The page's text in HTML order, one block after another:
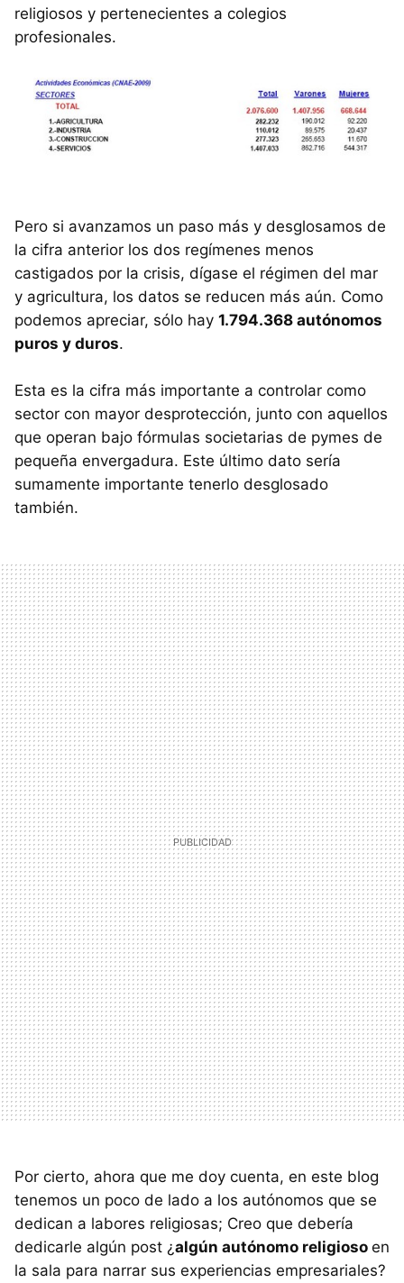
religiosos y pertenecientes a colegios
profesionales.
Pero si avanzamos un paso más y desglosamos de
la cifra anterior los dos regímenes menos
castigados por la crisis, dígase el régimen del mar
y agricultura, los datos se reducen más aún. Como
podemos apreciar, sólo hay 1.794.368 autónomos
puros y duros.
Esta es la cifra más importante a controlar como
sector con mayor desprotección, junto con aquellos
que operan bajo fórmulas societarias de pymes de
pequeña envergadura. Este último dato sería
sumamente importante tenerlo desglosado
también.
Por cierto, ahora que me doy cuenta, en este blog
tenemos un poco de lado a los autónomos que se
dedican a labores religiosas; Creo que debería
dedicarle algún post ¿algún autónomo religioso en
la sala para narrar sus experiencias empresariales?